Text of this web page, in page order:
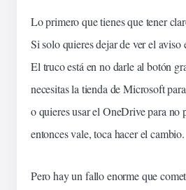
Lo primero que tienes que tener
Si solo quieres dejar de ver el aviso
Eltrucoestá en no darle al botón
necesitas la tienda de Microsoft
o quieres usar el OneDrive para no
entonces vale,tocahacer el cambio.
Pero hay un fallo enorme que